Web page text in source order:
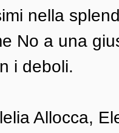
nella
No a una
i deboli.
Allocca,